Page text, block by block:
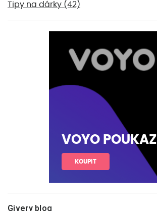
Tipy na dárky (42)
VOYO POUKAZ
KOUPIT
Givery blog